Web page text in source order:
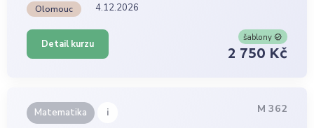
Olomouc 4.12.2026
Detail kurzu
šablony
2 750 Kč
Matematika i M 362